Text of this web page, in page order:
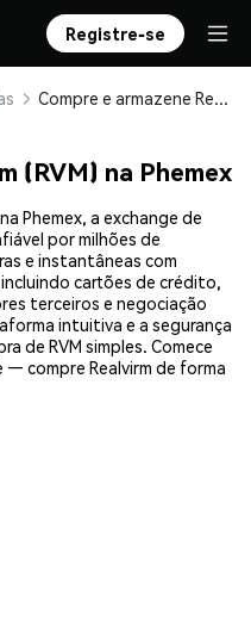
Registre-se
Compre e armazene Realvirm (RVM) com segurança
(RVM) na Phemex
Phemex, a exchange de
por milhões de
e instantâneas com
cartões de crédito,
terceiros e negociação
intuitiva e a segurança
de RVM simples. Comece
compre Realvirm de forma